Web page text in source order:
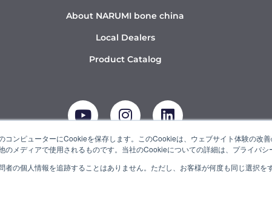
コンピューターにCookieを保存します。このCookieは、ウェブサイト体験の改
のメディアで使用されるものです。当社のCookieについての詳細は、プライバシ
者の個人情報を追跡することはありません。ただし、お客様が何度も同じ選択
About NARUMI bone china
Local Dealers
Product Catalog
o
u
t
u
b
n
s
t
a
g
i
n
k
e
d